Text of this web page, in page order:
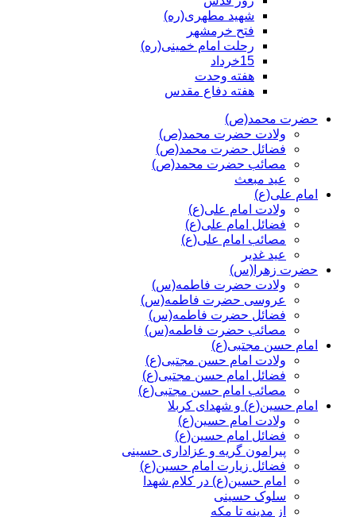
شهید مطهری(ره)
فتح خرمشهر
رحلت امام خمینی(ره)
15خرداد
هفته وحدت
هفته دفاع مقدس
حضرت محمد(ص)
ولادت حضرت محمد(ص)
فضائل حضرت محمد(ص)
مصائب حضرت محمد(ص)
عید مبعث
امام علی(ع)
ولادت امام علی(ع)
فضائل امام علی(ع)
مصائب امام علی(ع)
عید غدیر
حضرت زهرا(س)
ولادت حضرت فاطمه(س)
عروسی حضرت فاطمه(س)
فضائل حضرت فاطمه(س)
مصائب حضرت فاطمه(س)
امام حسن مجتبی(ع)
ولادت امام حسن مجتبی(ع)
فضائل امام حسن مجتبی(ع)
مصائب امام حسن مجتبی(ع)
امام حسین(ع) و شهدای کربلا
ولادت امام حسین(ع)
فضائل امام حسین(ع)
پیرامون گریه و عزاداری حسینی
فضائل زیارت امام حسین(ع)
امام حسین(ع) در کلام شهدا
سلوک حسینی
از مدینه تا مکه